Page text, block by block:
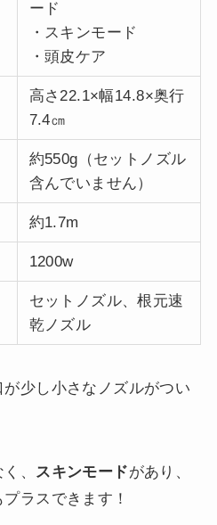
ード
・スキンモード
・頭皮ケア
高さ22.1×幅14.8×奥行
7.4㎝
約550g（セットノズル
含んでいません）
約1.7m
1200w
セットノズル、根元速
乾ノズル
少し小さなノズルがつい
、 スキンモードがあり、
ラスできます！